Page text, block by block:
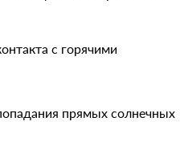
с горячими
прямых солнечных